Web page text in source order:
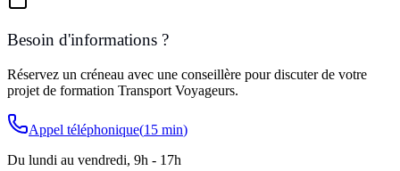
Besoin d'informations ?
Réservez un créneau avec une conseillère pour discuter de votre
projet de formation Transport Voyageurs.
Appel téléphonique(15 min)
Du lundi au vendredi, 9h - 17h